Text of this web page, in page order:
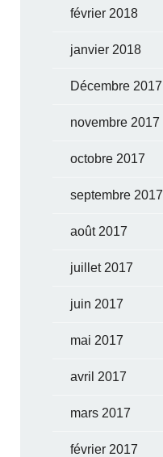
février 2018
janvier 2018
Décembre 2017
novembre 2017
octobre 2017
septembre 2017
août 2017
juillet 2017
juin 2017
mai 2017
avril 2017
mars 2017
février 2017